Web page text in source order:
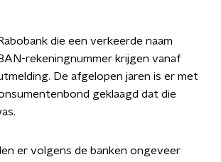
die een verkeerde naam
rekeningnummer krijgen vanaf
De afgelopen jaren is er met
geklaagd dat die
er volgens de banken ongeveer